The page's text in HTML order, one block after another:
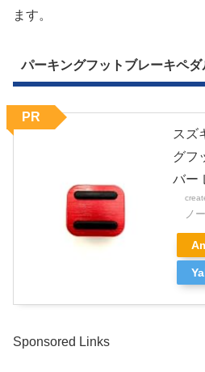
ます。
パーキングフットブレーキペダ
スズ
グフ
バー
ノ
PR
Sponsored Links